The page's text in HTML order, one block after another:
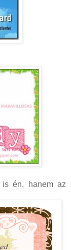
én, hanem az